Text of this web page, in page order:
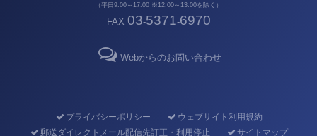
（平日9:00～17:00 ※12:00～13:00を除く）
FAX 03-5371-6970
Webからのお問い合わせ
プライバシーポリシー
ウェブサイト利用規約
郵送ダイレクトメール配信先訂正・利用停止
サイトマップ